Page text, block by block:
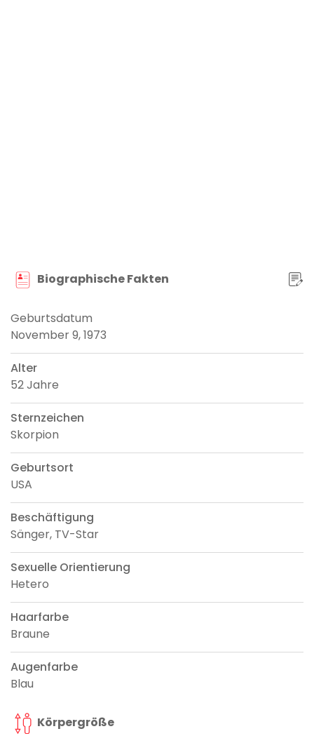
Biographische Fakten
Geburtsdatum
November 9, 1973
Alter
52 Jahre
Sternzeichen
Skorpion
Geburtsort
USA
Beschäftigung
Sänger, TV-Star
Sexuelle Orientierung
Hetero
Haarfarbe
Braune
Augenfarbe
Blau
Körpergröße